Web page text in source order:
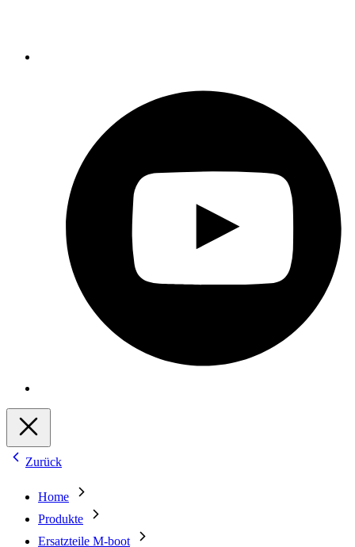
Zurück
Home
Produkte
Ersatzteile M-boot